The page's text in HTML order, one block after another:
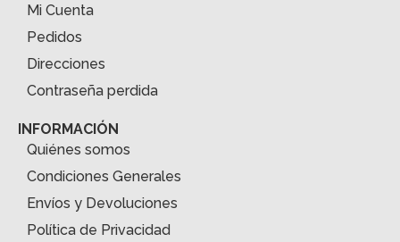
Mi Cuenta
Pedidos
Direcciones
Contraseña perdida
INFORMACIÓN
Quiénes somos
Condiciones Generales
Envíos y Devoluciones
Política de Privacidad